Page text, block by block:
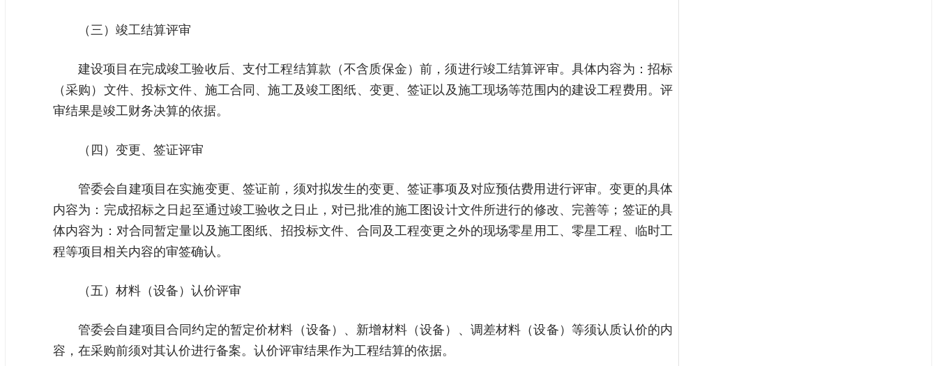
（三）竣工结算评审
建设项目在完成竣工验收后、支付工程结算款（不含质保金）前，须进行竣工结算评审。具体内容为：招标
（采购）文件、投标文件、施工合同、施工及竣工图纸、变更、签证以及施工现场等范围内的建设工程费用。评
审结果是竣工财务决算的依据。
（四）变更、签证评审
管委会自建项目在实施变更、签证前，须对拟发生的变更、签证事项及对应预估费用进行评审。变更的具体
内容为：完成招标之日起至通过竣工验收之日止，对已批准的施工图设计文件所进行的修改、完善等；签证的具
体内容为：对合同暂定量以及施工图纸、招投标文件、合同及工程变更之外的现场零星用工、零星工程、临时工
程等项目相关内容的审签确认。
（五）材料（设备）认价评审
管委会自建项目合同约定的暂定价材料（设备）、新增材料（设备）、调差材料（设备）等须认质认价的内
容，在采购前须对其认价进行备案。认价评审结果作为工程结算的依据。